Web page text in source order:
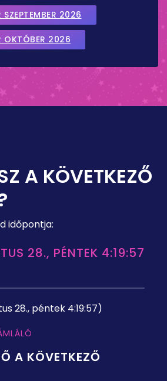
SZEPTEMBER 2026
OKTÓBER 2026
A KÖVETKEZŐ
időpontja:
28., PÉNTEK 4:19:57
28., péntek 4:19:57)
A KÖVETKEZŐ